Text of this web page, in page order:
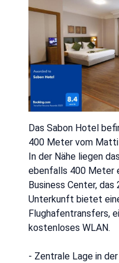
Das Sabon Hotel
400 Meter vom
In der Nähe liegen
ebenfalls 400 Meter
Business Center,
Unterkunft bietet
Flughafentransfers,
kostenloses WLAN.
- Zentrale Lage in